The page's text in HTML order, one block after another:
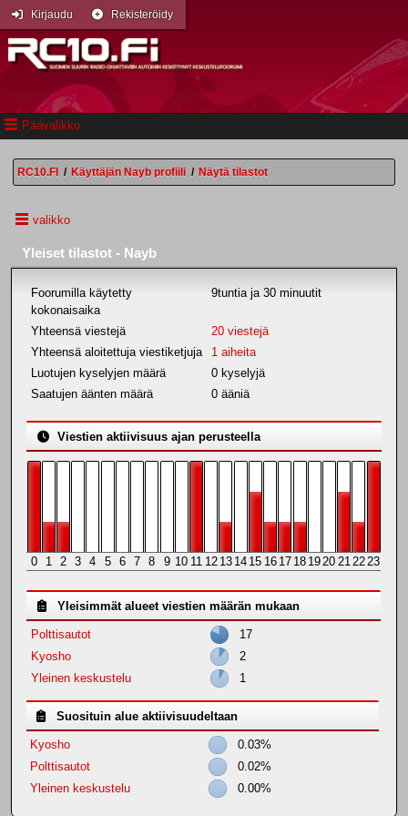
Päävalikko
Kirjaudu Rekisteröidy
RC10.FI / Käyttäjän Nayb profiili / Näytä tilastot
valikko
Yleiset tilastot - Nayb
Foorumilla käytetty
kokonaisaika
9tuntia ja 30 minuutit
Yhteensä viestejä
20 viestejä
Yhteensä aloitettuja viestiketjuja
1 aiheita
Luotujen kyselyjen määrä
0 kyselyjä
Saatujen äänten määrä
0 ääniä
Viestien aktiivisuus ajan perusteella
0 1 2 3 4 5 6 7 8 9 10 11 12 13 14 15 16 17 18 1920 212223
Yleisimmät alueet viestien määrän mukaan
Polttisautot
17
Kyosho
2
Yleinen keskustelu
1
Suosituin alue aktiivisuudeltaan
Kyosho
0.03%
Polttisautot
0.02%
Yleinen keskustelu
0.00%